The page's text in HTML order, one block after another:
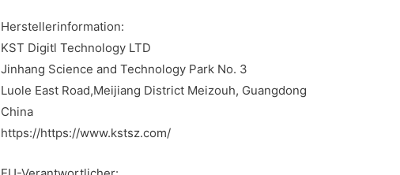
Herstellerinformation:
KST Digitl Technology LTD
Jinhang Science and Technology Park No. 3
Luole East Road,Meijiang District Meizouh, Guangdong
China
https://https://www.kstsz.com/